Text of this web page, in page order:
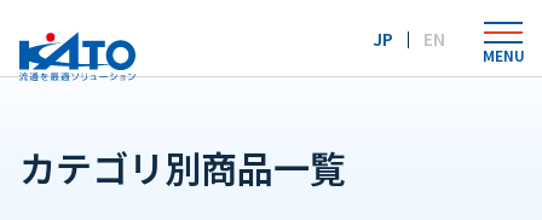
Language：
JP EN
MENU
カテゴリ別商品一覧